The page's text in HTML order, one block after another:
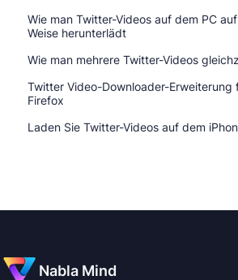
Wie man Twitter-Videos auf dem PC
Weise herunterlädt
Wie man mehrere Twitter-Videos
Twitter Video-Downloader-Erweiterung
Firefox
Laden Sie Twitter-Videos auf dem
Nabla Mind